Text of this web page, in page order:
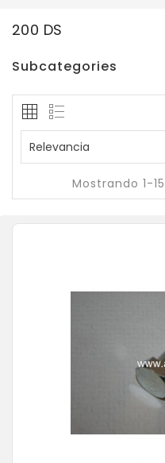
200 DS
Subcategories
Relevancia
Mostrando 1-